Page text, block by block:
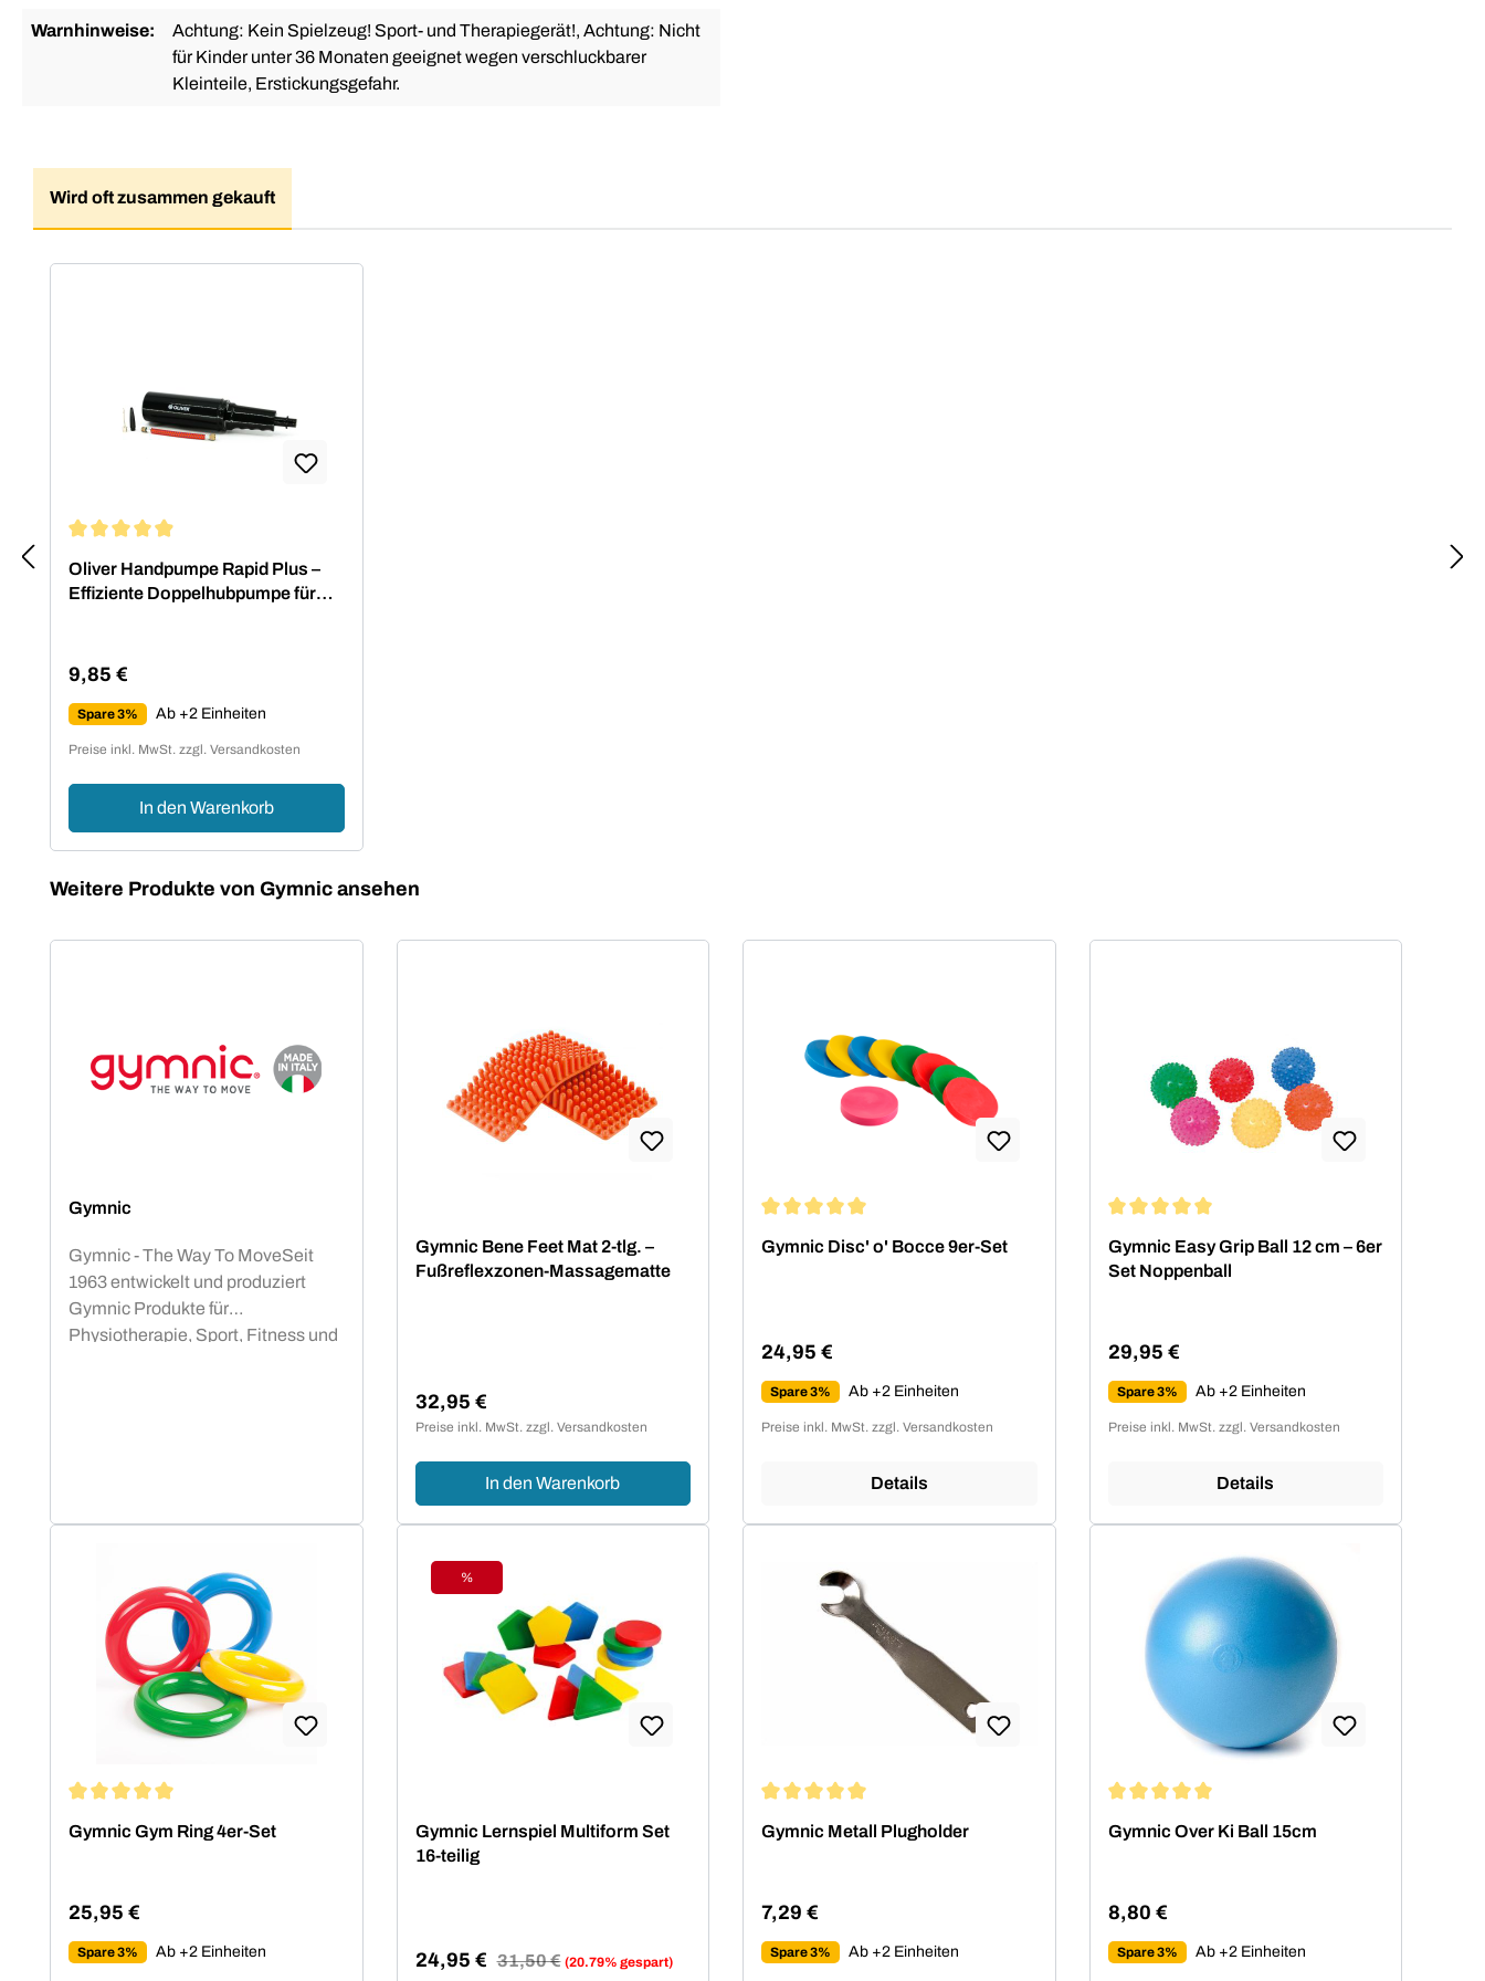
Warnhinweise:
Achtung: Kein Spielzeug! Sport- und Therapiegerät!, Achtung: Nicht
für Kinder unter 36 Monaten geeignet wegen verschluckbarer
Kleinteile, Erstickungsgefahr.
Wird oft zusammen gekauft
Oliver Handpumpe Rapid Plus –
Effiziente Doppelhubpumpe für
Regulärer Preis:
9,85 €
Spare 3% Ab +2 Einheiten
Preise inkl. MwSt. zzgl. Versandkosten
In den Warenkorb
Produktgalerie überspringen
Weitere Produkte von Gymnic ansehen
Gymnic
Gymnic - The Way To MoveSeit
1963 entwickelt und produziert
Gymnic Produkte für
Physiotherapie, Sport, Fitness und
Physiotherapie.
Gymnic Bene Feet Mat 2-tlg. –
Fußreflexzonen-Massagematte
Regulärer Preis:
32,95 €
Preise inkl. MwSt. zzgl. Versandkosten
In den Warenkorb
Gymnic Disc' o' Bocce 9er-Set
Regulärer Preis:
24,95 €
Spare 3% Ab +2 Einheiten
Preise inkl. MwSt. zzgl. Versandkosten
Details
Gymnic Easy Grip Ball 12 cm – 6er
Set Noppenball
Regulärer Preis:
29,95 €
Spare 3% Ab +2 Einheiten
Preise inkl. MwSt. zzgl. Versandkosten
Details
Gymnic Gym Ring 4er-Set
Regulärer Preis:
25,95 €
Spare 3% Ab +2 Einheiten
Rabatt
%
Gymnic Lernspiel Multiform Set
16-teilig
Verkaufspreis:
24,95 € Regulärer Preis:
31,50 € (20.79% gespart)
Gymnic Metall Plugholder
Regulärer Preis:
7,29 €
Spare 3% Ab +2 Einheiten
Gymnic Over Ki Ball 15cm
Regulärer Preis:
8,80 €
Spare 3% Ab +2 Einheiten